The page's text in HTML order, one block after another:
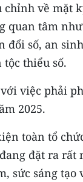
về mặt
quan tâm
số, an
thiểu số.
việc phải
2025.
toàn tổ
đặt ra
sáng tạo